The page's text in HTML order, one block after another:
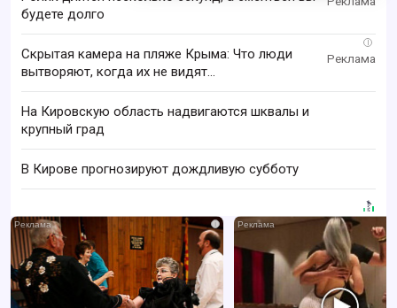
будете долго
i
Скрытая камера на пляже Крыма: Что люди
вытворяют, когда их не видят...
На Кировскую область надвигаются шквалы и
крупный град
В Кирове прогнозируют дождливую субботу
i